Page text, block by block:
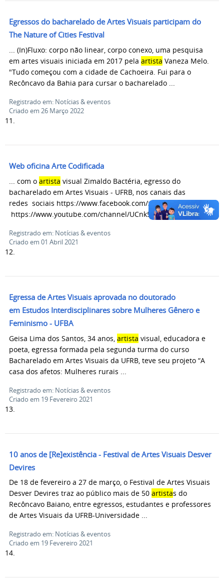
Egressos do bacharelado de Artes Visuais participam do
The Nature of Cities Festival
... (In)Fluxo: corpo não linear, corpo conexo, uma pesquisa
em artes visuais iniciada em 2017 pela artista Vaneza Melo.
"Tudo começou com a cidade de Cachoeira. Fui para o
Recôncavo da Bahia para cursar o bacharelado ...
Registrado em: Notícias & eventos
Criado em 26 Março 2022
11.
Web oficina Arte Codificada
... com o artista visual Zimaldo Bactéria, egresso do
bacharelado em Artes Visuais - UFRB, nos canais das
redes sociais https://www.facebook.com/zimaldo.bacteria e
https://www.youtube.com/channel/
Registrado em: Notícias & eventos
Criado em 01 Abril 2021
12.
Egressa de Artes Visuais aprovada no doutorado
em Estudos Interdisciplinares sobre Mulheres Gênero e
Feminismo - UFBA
Geisa Lima dos Santos, 34 anos, artista visual, educadora e
poeta, egressa formada pela segunda turma do curso
Bacharelado em Artes Visuais da UFRB, teve seu projeto “A
casa dos afetos: Mulheres rurais ...
Registrado em: Notícias & eventos
Criado em 19 Fevereiro 2021
13.
10 anos de [Re]existência - Festival de Artes Visuais Desver
Devires
De 18 de fevereiro a 27 de março, o Festival de Artes Visuais
Desver Devires traz ao público mais de 50 artistas do
Recôncavo Baiano, entre egressos, estudantes e professores
de Artes Visuais da UFRB-Universidade ...
Registrado em: Notícias & eventos
Criado em 19 Fevereiro 2021
14.